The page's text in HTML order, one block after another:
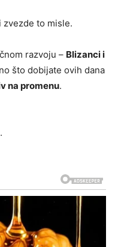
zvezde to misle.
razvoju – Blizanci i
što dobijate ovih dana
na promenu.